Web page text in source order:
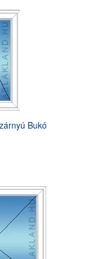
Bukó